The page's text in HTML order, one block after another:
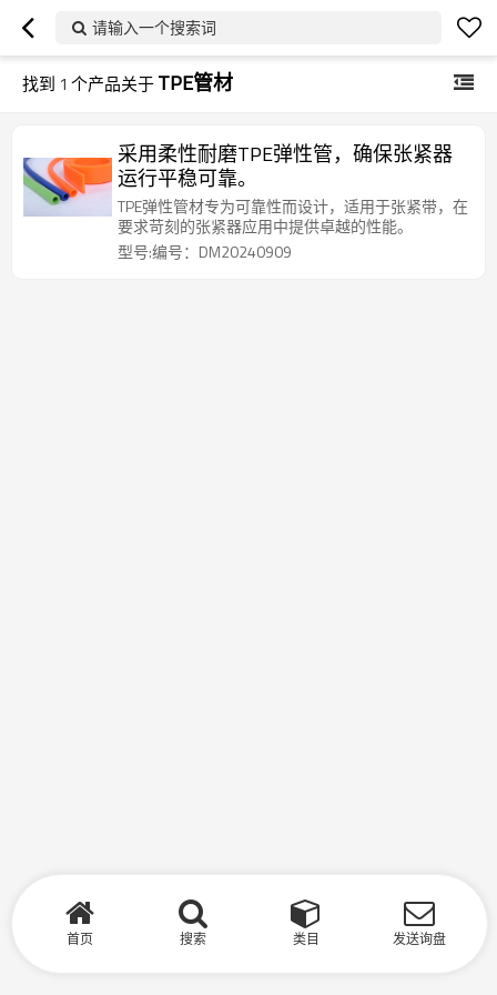
请输入一个搜索词
找到 1 个产品关于TPE管材
采用柔性耐磨TPE弹性管，确保张紧器
运行平稳可靠。
TPE弹性管材专为可靠性而设计，适用于张紧带，在
要求苛刻的张紧器应用中提供卓越的性能。
型号:编号：DM20240909
首页 搜索 类目 发送询盘